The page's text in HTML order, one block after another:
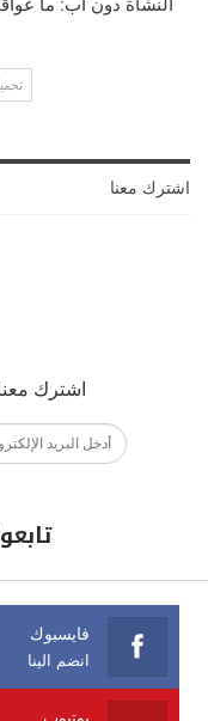
النشأة دون أب: ما
اشترك معنا
اشترك
فايسبوك
انضم الينا
يوتيوب